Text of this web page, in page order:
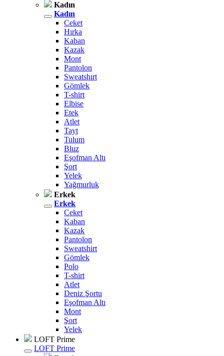
Kadın
Kadın
Ceket
Hırka
Kaban
Kazak
Mont
Pantolon
Sweatshırt
Gömlek
T-shirt
Elbise
Etek
Atlet
Tayt
Tulum
Bluz
Eşofman Altı
Şort
Yelek
Yağmurluk
Erkek
Erkek
Ceket
Kaban
Kazak
Pantolon
Sweatshirt
Gömlek
Polo
T-shirt
Atlet
Deniz Şortu
Eşofman Altı
Mont
Şort
Yelek
LOFT Prime
LOFT Prime